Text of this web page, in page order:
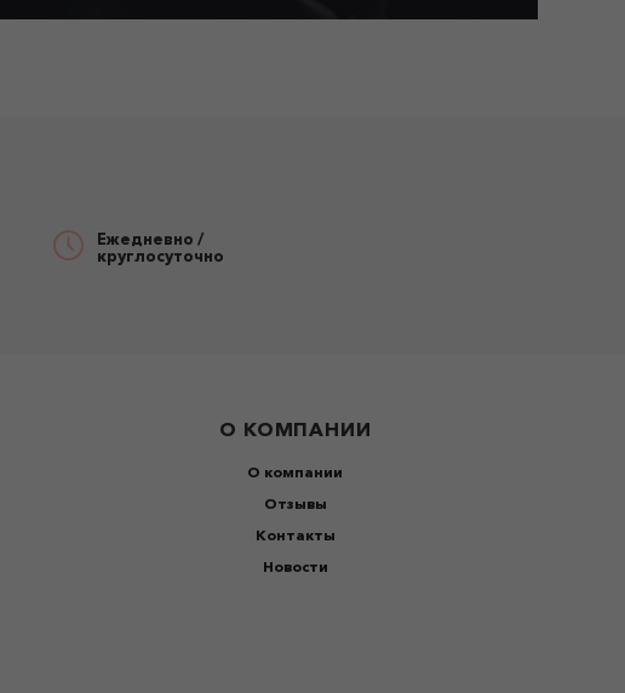
Ежедневно /
круглосуточно
О КОМПАНИИ
О компании
Отзывы
Контакты
Новости